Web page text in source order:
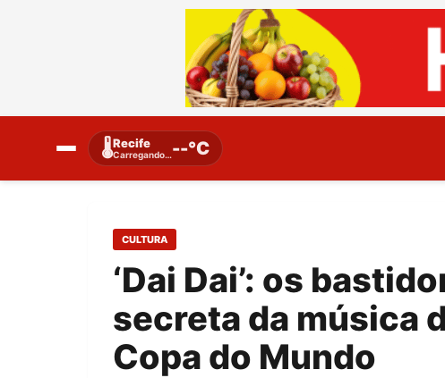
🌡️Recife
Carregando…--°C
CULTURA
‘Dai Dai’: os
secreta da música
Copa do Mundo